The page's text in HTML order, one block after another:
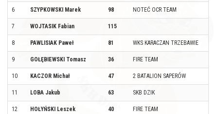
6 SZYPKOWSKI Marek 98 NOTEĆ OCR TEAM
7 WOJTASIK Fabian 115
8 PAWLISIAK Paweł 81 WKS KARACZAN TRZEBAWIE
9 GOŁĘBIEWSKI Tomasz 36 FIRE TEAM
10 KACZOR Michał 47 2 BATALION SAPERÓW
11 LOBA Jakub 63 SKB DZIK
12 HOŁYŃSKI Leszek 40 FIRE TEAM